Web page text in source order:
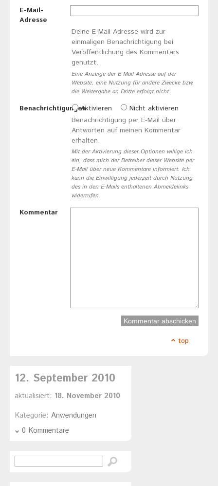
E-Mail-
Adresse
Deine E-Mail-Adresse wird zur
einmaligen Benachrichtigung bei
Veröffentlichung des Kommentars
genutzt.
Eine Anzeige der E-Mail-Adresse auf der
Website, eine Nutzung für andere Zwecke bzw.
die Weitergabe an Dritte erfolgt nicht.
BenachrichtigungenAktivieren
Nicht aktivieren
Benachrichtigung per E-Mail über
Antworten auf meinen Kommentar
erhalten.
Mit der Aktivierung dieser Optionen willige ich
ein, dass mich der Betreiber dieser Website per
E-Mail über neue Kommentare informiert. Ich
kann die Einwilligung jederzeit durch Nutzung
des in den E-Mails enthaltenen Abmeldelinks
widerrufen.
Kommentar
top
12. September 2010
aktualisiert: 18. November 2010
Kategorie: Anwendungen
0 Kommentare